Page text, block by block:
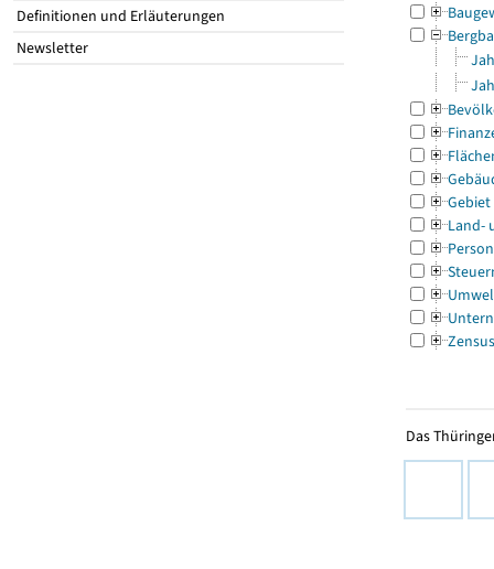
Definitionen und Erläuterungen
Newsletter
Gebiet
Land-
Zensus
Das